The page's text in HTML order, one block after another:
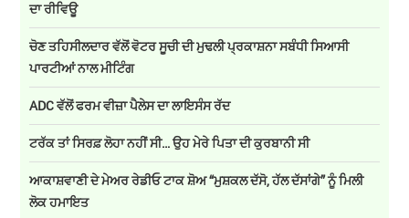
ਦਾ ਰੀਵਿਊ
ਚੋਣ ਤਹਿਸੀਲਦਾਰ ਵੱਲੋਂ ਵੋਟਰ ਸੂਚੀ ਦੀ ਮੁਢਲੀ ਪ੍ਰਕਾਸ਼ਨਾ ਸਬੰਧੀ ਸਿਆਸੀ
ਪਾਰਟੀਆਂ ਨਾਲ ਮੀਟਿੰਗ
ADC ਵੱਲੋਂ ਫਰਮ ਵੀਜ਼ਾ ਪੈਲੇਸ ਦਾ ਲਾਇਸੰਸ ਰੱਦ
ਟਰੱਕ ਤਾਂ ਸਿਰਫ਼ ਲੋਹਾ ਨਹੀਂ ਸੀ… ਉਹ ਮੇਰੇ ਪਿਤਾ ਦੀ ਕੁਰਬਾਨੀ ਸੀ
ਆਕਾਸ਼ਵਾਣੀ ਦੇ ਮੇਅਰ ਰੇਡੀਓ ਟਾਕ ਸ਼ੋਅ “ਮੁਸ਼ਕਲ ਦੱਸੋ, ਹੱਲ ਦੱਸਾਂਗੇ” ਨੂੰ ਮਿਲੀ
ਲੋਕ ਹਮਾਇਤ